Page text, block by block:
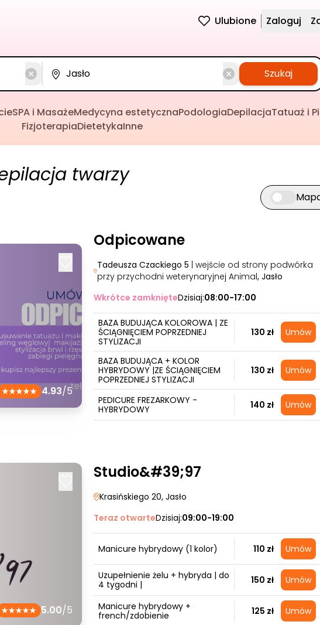
Ulubione Zaloguj
Szukaj
SPA i MasażeMedycyna estetycznaPodologiaDepilacjaTatuaż i
FizjoterapiaDietetykaInne
twarzy
Przełącz
4.93/5
Odpicowane
Tadeusza Czackiego 5 | wejście od strony podwórka
przy przychodni weterynaryjnej Animal, Jasło
Wkrótce zamknięteDzisiaj:08:00-17:00
BAZA BUDUJĄCA KOLOROWA | ZE
ŚCIĄGNIĘCIEM POPRZEDNIEJ
STYLIZACJI
130 zł Umów
BAZA BUDUJĄCA + KOLOR
HYBRYDOWY |ZE ŚCIĄGNIĘCIEM
POPRZEDNIEJ STYLIZACJI
130 zł Umów
PEDICURE FREZARKOWY -
HYBRYDOWY
140 zł Umów
5.00/5
Studio&#39;97
Krasińskiego 20, Jasło
Teraz otwarteDzisiaj:09:00-19:00
Manicure hybrydowy (1 kolor) 110 zł Umów
Uzupełnienie żelu + hybryda | do
4 tygodni |
150 zł Umów
Manicure hybrydowy +
french/zdobienie
125 zł Umów